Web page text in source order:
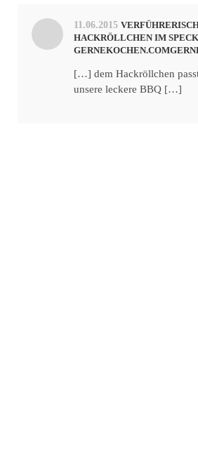
11.06.2015
HACKRÖLLCHEN IM
[…] dem Hackröllchen
unsere leckere BBQ […]